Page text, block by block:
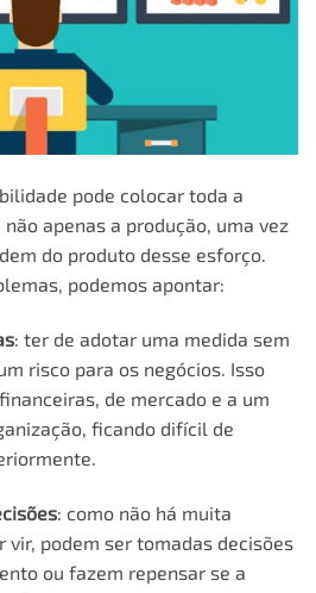
pode colocar toda a
apenas a produção, uma vez
do produto desse esforço.
podemos apontar:
: ter de adotar uma medida sem
risco para os negócios. Isso
de mercado e a um
ficando difícil de
: como não há muita
vir, podem ser tomadas decisões
ou fazem repensar se a